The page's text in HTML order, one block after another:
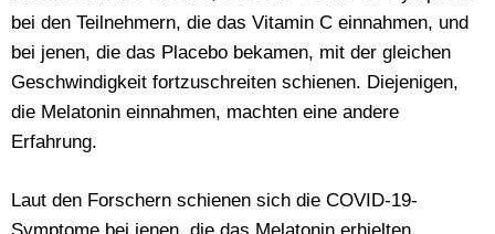
bei den Teilnehmern, die das Vitamin C einnahmen, und
bei jenen, die das Placebo bekamen, mit der gleichen
Geschwindigkeit fortzuschreiten schienen. Diejenigen,
die Melatonin einnahmen, machten eine andere
Erfahrung.
Laut den Forschern schienen sich die COVID-19-